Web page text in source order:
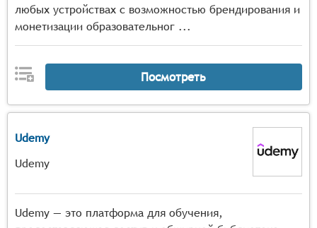
любых устройствах с возможностью брендирования и
монетизации образовательног ...
Посмотреть
Udemy
Udemy
Udemy — это платформа для обучения,